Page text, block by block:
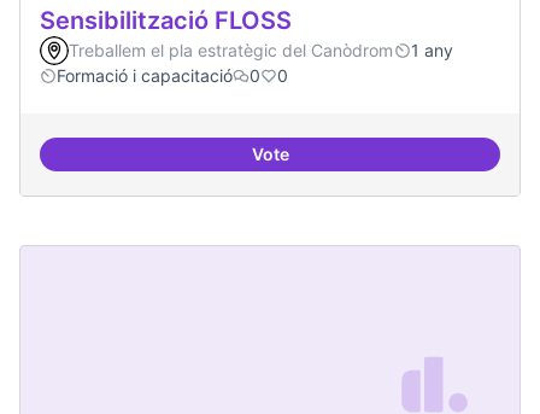
Sensibilització FLOSS
Treballem el pla estratègic del Canòdrom
1 any
Formació i capacitació
0 0
VoteSensibilització FLOSS